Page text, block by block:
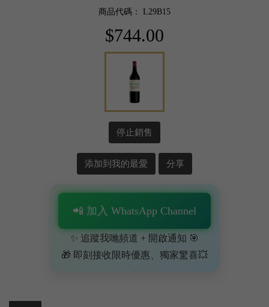
商品代碼： L29B15
$744.00
停止銷售
添加到我的最愛 分享
📲 加入 WhatsApp Channel
✨ 追蹤我哋頻道 + 開啟通知 🎯
🎁 即刻接收限時優惠、獨家驚喜💥